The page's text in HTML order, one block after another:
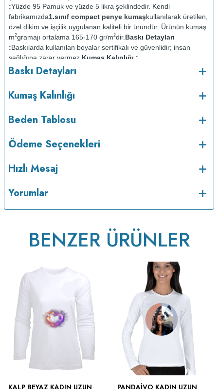
:Yüzde 95 Pamuk ve yüzde 5 likra şeklindedir. Kendi
fabrikamızda1.sınıf compact penye kumaşkullanılarak üretilen,
özel dikim ve işçilik uygulanan kaliteli bir üründür. Ürünün kumaş
m2gramajı ortalama 165-170 gr/m2dir. Baskı Detayları
:Baskılarda kullanılan boyalar sertifikalı ve güvenlidir; insan
sağlığına zarar vermez. Kumaş Kalınlığı :
yapılmaz.
Kurutma makinesinde kurutulmaz. Orta ısıda ve tersten
ütülenir.
Baskı Detayları
Kumaş Kalınlığı
Beden Tablosu
Ödeme Seçenekleri
Hızlı Mesaj
Yorumlar
BENZER ÜRÜNLER